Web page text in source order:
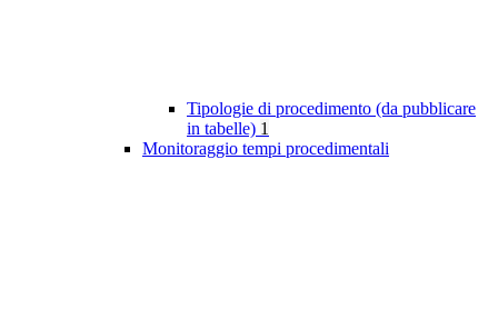
Tipologie di procedimento (da pubblicare
in tabelle) 1
Monitoraggio tempi procedimentali